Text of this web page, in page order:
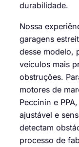
durabilidade.
Nossa
garagens
desse modelo,
veículos mais
obstruções.
motores de
Peccinin e
ajustável e
detectam
processo de